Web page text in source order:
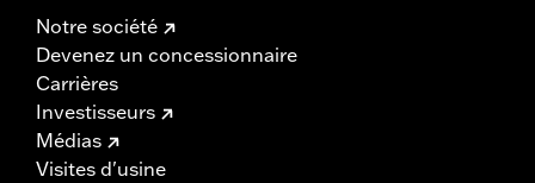
Notre société
Devenez un concessionnaire
Carrières
Investisseurs
Médias
Visites d'usine